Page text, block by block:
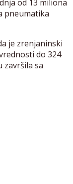
od 13 miliona
pneumatika
je zrenjaninski
do 324
završila sa